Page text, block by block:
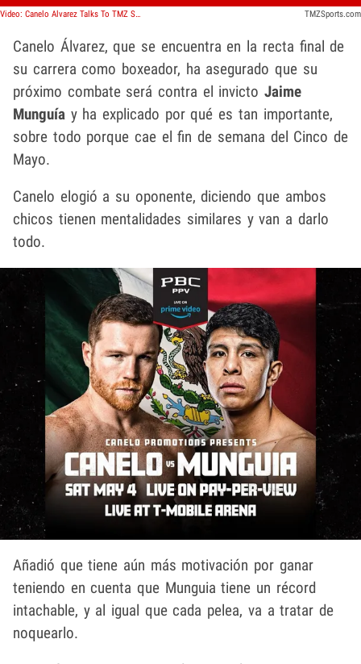
Video: Canelo Alvarez Talks To TMZ Sports About His Upcoming Fight TMZSports.com
Canelo Álvarez, que se encuentra en la recta final de
su carrera como boxeador, ha asegurado que su
próximo combate será contra el invictoJaime
Munguía y ha explicado por qué es tan importante,
sobre todo porque cae el fin de semana del Cinco de
Mayo.
Canelo elogió a su oponente, diciendo que ambos
chicos tienen mentalidades similares y van a darlo
todo.
Añadió que tiene aún más motivación por ganar
teniendo en cuenta que Munguia tiene un récord
intachable, y al igual que cada pelea, va a tratar de
noquearlo.